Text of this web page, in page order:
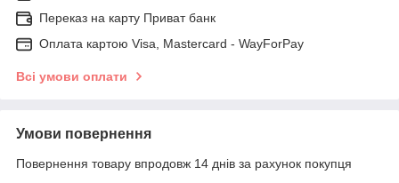
Переказ на карту Приват банк
Оплата картою Visa, Mastercard - WayForPay
Всі умови оплати
Умови повернення
Повернення товару впродовж 14 днів за рахунок покупця